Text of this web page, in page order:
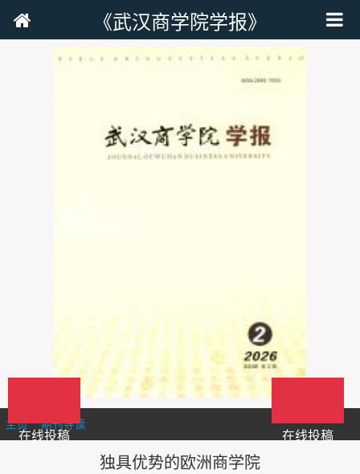
《武汉商学院学报》
主页>期刊导读
独具优势的欧洲商学院
在线投稿
在线投稿